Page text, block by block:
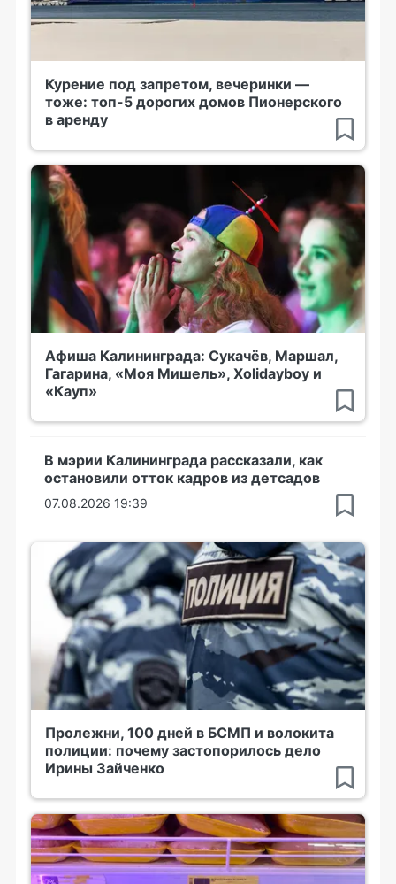
Курение под запретом, вечеринки —
тоже: топ-5 дорогих домов Пионерского
в аренду
Афиша Калининграда: Сукачёв, Маршал,
Гагарина, «Моя Мишель», Xolidayboy и
«Кауп»
В мэрии Калининграда рассказали, как
остановили отток кадров из детсадов
07.08.2026 19:39
Пролежни, 100 дней в БСМП и волокита
полиции: почему застопорилось дело
Ирины Зайченко